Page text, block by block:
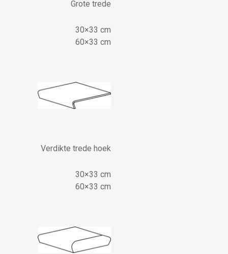
Grote trede
30×33 cm
60×33 cm
Verdikte trede hoek
30×33 cm
60×33 cm